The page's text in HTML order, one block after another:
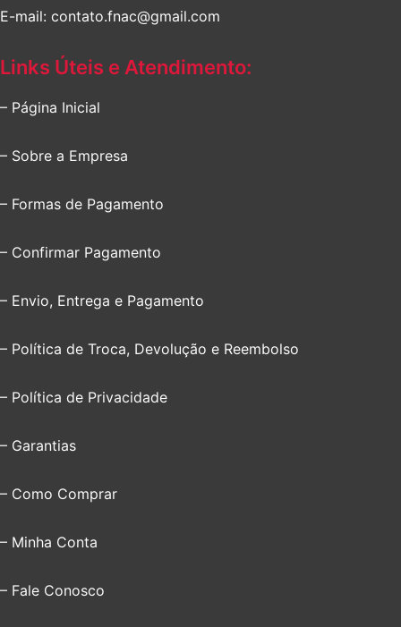
E-mail: contato.fnac@gmail.com
Links Úteis e Atendimento:
– Página Inicial
– Sobre a Empresa
– Formas de Pagamento
– Confirmar Pagamento
– Envio, Entrega e Pagamento
– Política de Troca, Devolução e Reembolso
– Política de Privacidade
– Garantias
– Como Comprar
– Minha Conta
– Fale Conosco